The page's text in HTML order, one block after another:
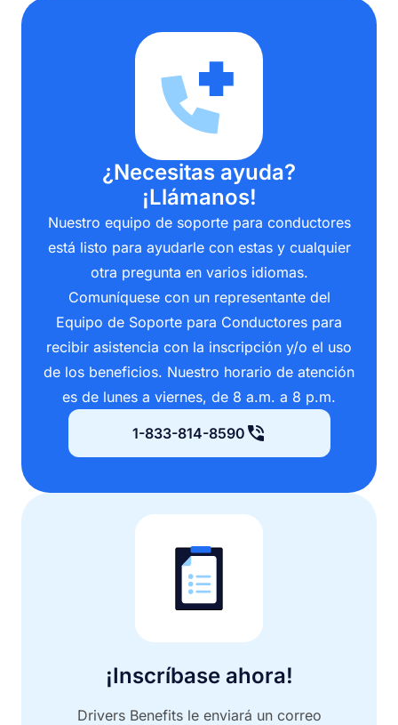
¿Necesitas ayuda?
¡Llámanos!
Nuestro equipo de soporte para conductores
está listo para ayudarle con estas y cualquier
otra pregunta en varios idiomas.
Comuníquese con un representante del
Equipo de Soporte para Conductores para
recibir asistencia con la inscripción y/o el uso
de los beneficios. Nuestro horario de atención
es de lunes a viernes, de 8 a.m. a 8 p.m.
1-833-814-8590
¡Inscríbase ahora!
Drivers Benefits le enviará un correo